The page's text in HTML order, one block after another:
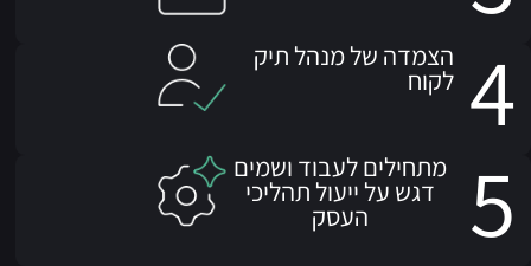
4 הצמדה של מנהל תיק
לקוח
5 מתחילים לעבוד ושמים
דגש על ייעול תהליכי
העסק